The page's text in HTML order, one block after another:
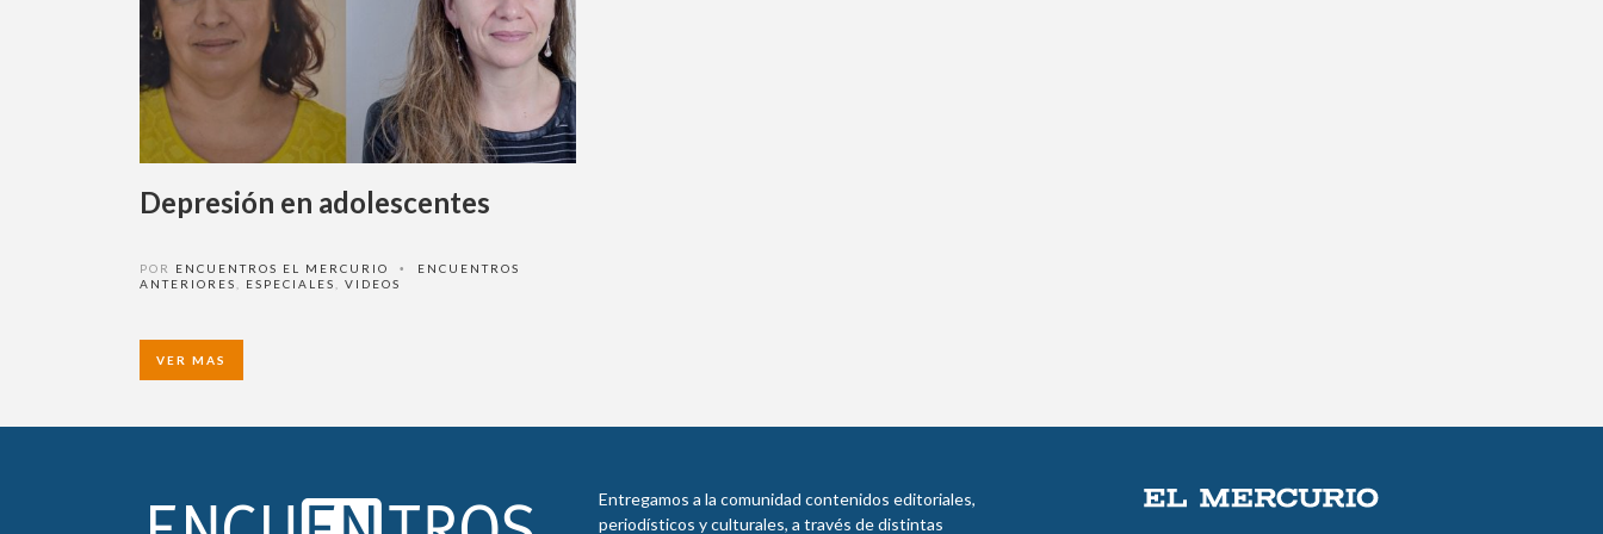
Depresión en adolescentes
PORENCUENTROS EL MERCURIO •
ENCUENTROS
ANTERIORES, ESPECIALES, VIDEOS
VER MAS
Entregamos a la comunidad contenidos editoriales,
periodísticos y culturales, a través de distintas
Ingrese acá
¿Olvidó su contraseña?